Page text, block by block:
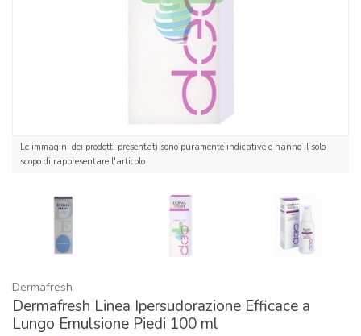
Le immagini dei prodotti presentati sono puramente indicative e hanno il solo
scopo di rappresentare l'articolo.
Dermafresh
Dermafresh Linea Ipersudorazione Efficace a
Lungo Emulsione Piedi 100 ml